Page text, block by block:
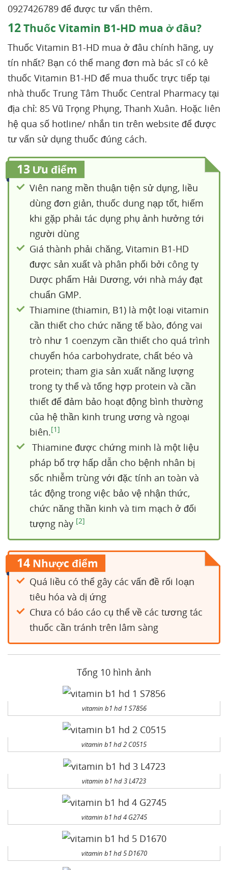
0927426789 để được tư vấn thêm.
12Thuốc Vitamin B1-HD mua ở đâu?
Thuốc Vitamin B1-HD mua ở đâu chính hãng, uy
tín nhất? Bạn có thể mang đơn mà bác sĩ có kê
thuốc Vitamin B1-HD để mua thuốc trực tiếp tại
nhà thuốc Trung Tâm Thuốc Central Pharmacy tại
địa chỉ: 85 Vũ Trọng Phụng, Thanh Xuân. Hoặc liên
hệ qua số hotline/ nhắn tin trên website để được
tư vấn sử dụng thuốc đúng cách.
13 Ưu điểm
Viên nang mền thuận tiện sử dụng, liều
dùng đơn giản, thuốc dung nạp tốt, hiếm
khi gặp phải tác dụng phụ ảnh hưởng tới
người dùng
Giá thành phải chăng, Vitamin B1-HD
được sản xuất và phân phối bởi công ty
Dược phẩm Hải Dương, với nhà máy đạt
chuẩn GMP.
Thiamine (thiamin, B1) là một loại vitamin
cần thiết cho chức năng tế bào, đóng vai
trò như 1 coenzym cần thiết cho quá trình
chuyển hóa carbohydrate, chất béo và
protein; tham gia sản xuất năng lượng
trong ty thể và tổng hợp protein và cần
thiết để đảm bảo hoạt động bình thường
của hệ thần kinh trung ương và ngoại
biên.[1]
Thiamine được chứng minh là một liệu
pháp bổ trợ hấp dẫn cho bệnh nhân bị
sốc nhiễm trùng với đặc tính an toàn và
tác động trong việc bảo vệ nhận thức,
chức năng thần kinh và tim mạch ở đối
tượng này [2]
14 Nhược điểm
Quá liều có thể gây các vấn đề rối loạn
tiêu hóa và dị ứng
Chưa có báo cáo cụ thể về các tương tác
thuốc cần tránh trên lâm sàng
Tổng 10 hình ảnh
vitamin b1 hd 1 S7856
vitamin b1 hd 2 C0515
vitamin b1 hd 3 L4723
vitamin b1 hd 4 G2745
vitamin b1 hd 5 D1670